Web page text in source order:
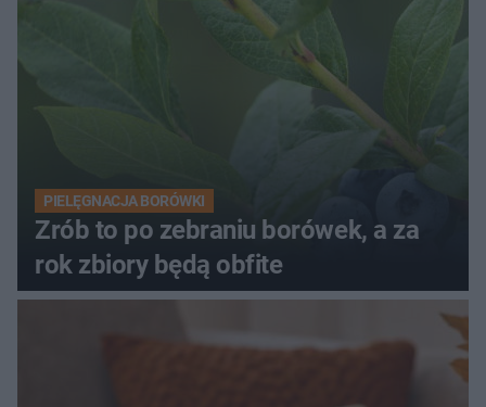
PIELĘGNACJA BORÓWKI
Zrób to po zebraniu borówek, a za
rok zbiory będą obfite